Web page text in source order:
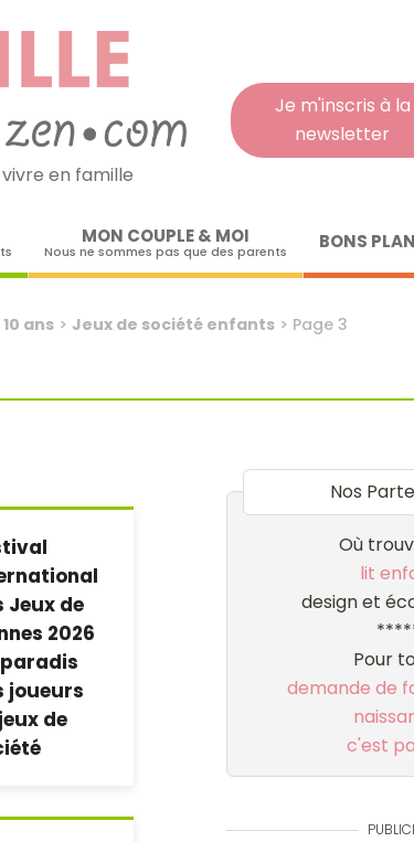
Je m'inscris à la
newsletter
en famille
MON COUPLE & MOI
Nous ne sommes pas que des parents BONS
ans> Jeux de société enfants> Page 3
Jeux de
2026
paradis
joueurs
de
Nos
Où
lit
design et
Pour
demande de
c'est